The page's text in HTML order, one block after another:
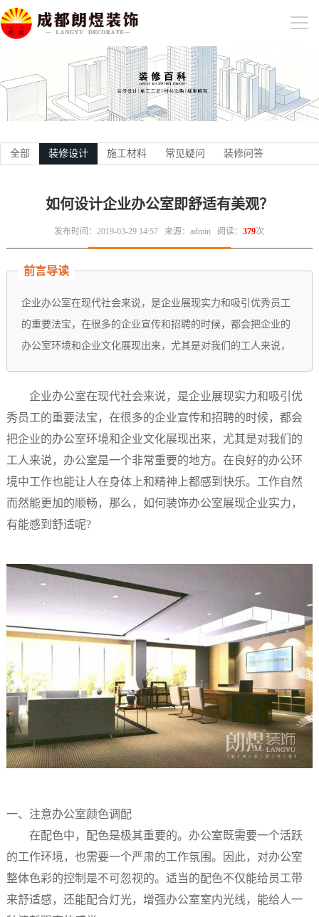
全部 装修设计 施工材料 常见疑问 装修问答
如何设计企业办公室即舒适有美观？
发布时间：2019-03-29 14:57 来源：admin 阅读：379次
前言导读
企业办公室在现代社会来说，是企业展现实力和吸引优秀员工
的重要法宝，在很多的企业宣传和招聘的时候，都会把企业的
办公室环境和企业文化展现出来，尤其是对我们的工人来说，
企业办公室在现代社会来说，是企业展现实力和吸引优
秀员工的重要法宝，在很多的企业宣传和招聘的时候，都会
把企业的办公室环境和企业文化展现出来，尤其是对我们的
工人来说，办公室是一个非常重要的地方。在良好的办公环
境中工作也能让人在身体上和精神上都感到快乐。工作自然
而然能更加的顺畅，那么，如何装饰办公室展现企业实力，
有能感到舒适呢?
一、注意办公室颜色调配
在配色中，配色是极其重要的。办公室既需要一个活跃
的工作环境，也需要一个严肃的工作氛围。因此，对办公室
整体色彩的控制是不可忽视的。适当的配色不仅能给员工带
来舒适感，还能配合灯光，增强办公室室内光线，能给人一